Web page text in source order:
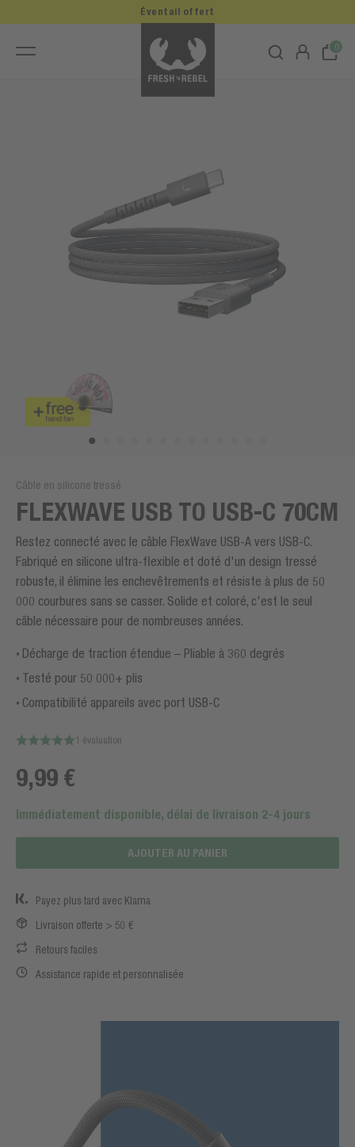
0
Éventail offert
Câble en silicone tressé
FLEXWAVE USB TO USB-C 70CM
Restez connecté avec le câble FlexWave USB-A vers USB-C.
Fabriqué en silicone ultra-flexible et doté d'un design tressé
robuste, il élimine les enchevêtrements et résiste à plus de 50
000 courbures sans se casser. Solide et coloré, c'est le seul
câble nécessaire pour de nombreuses années.
Décharge de traction étendue – Pliable à 360 degrés
Testé pour 50 000+ plis
Compatibilité appareils avec port USB-C
1 évaluation
9,99 €
Immédiatement disponible, délai de livraison 2-4 jours
AJOUTER AU PANIER
Payez plus tard avec Klarna
Livraison offerte > 50 €
Retours faciles
Assistance rapide et personnalisée